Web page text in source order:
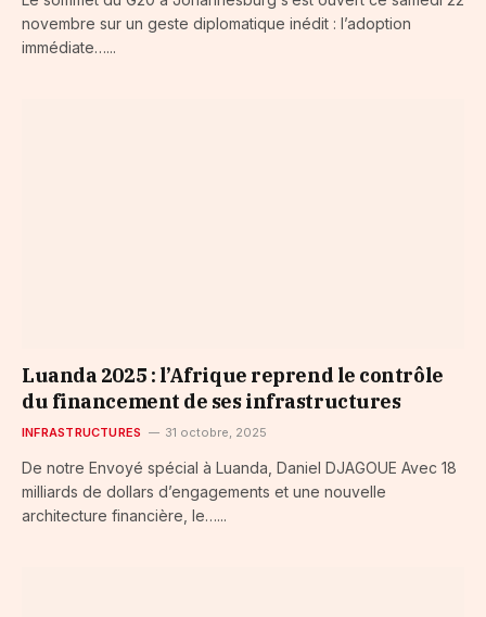
novembre sur un geste diplomatique inédit : l’adoption
immédiate…...
Luanda 2025 : l’Afrique reprend le contrôle
du financement de ses infrastructures
INFRASTRUCTURES 31 octobre, 2025
De notre Envoyé spécial à Luanda, Daniel DJAGOUE Avec 18
milliards de dollars d’engagements et une nouvelle
architecture financière, le…...